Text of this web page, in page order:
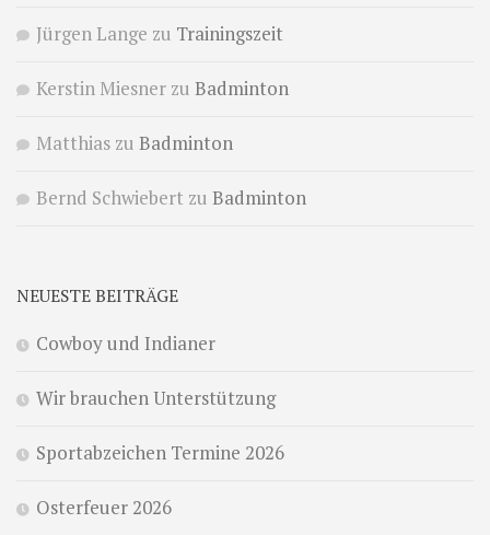
Jürgen Lange zu Trainingszeit
Kerstin Miesner zu Badminton
Matthias zu Badminton
Bernd Schwiebert zu Badminton
NEUESTE BEITRÄGE
Cowboy und Indianer
Wir brauchen Unterstützung
Sportabzeichen Termine 2026
Osterfeuer 2026